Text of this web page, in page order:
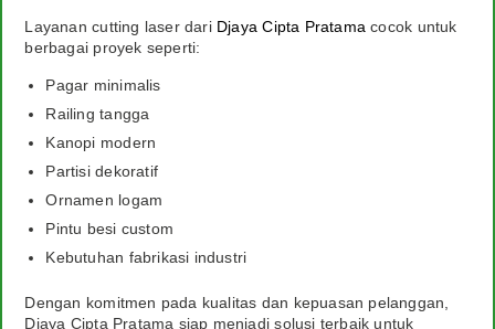
Layanan cutting laser dari Djaya Cipta Pratama cocok untuk
berbagai proyek seperti:
Pagar minimalis
Railing tangga
Kanopi modern
Partisi dekoratif
Ornamen logam
Pintu besi custom
Kebutuhan fabrikasi industri
Dengan komitmen pada kualitas dan kepuasan pelanggan,
Djaya Cipta Pratama siap menjadi solusi terbaik untuk